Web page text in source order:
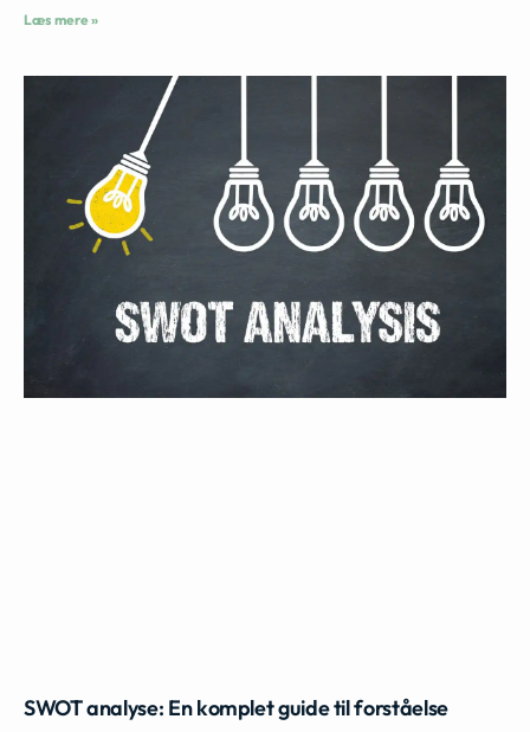
Læs mere »
SWOT analyse: En komplet guide til forståelse